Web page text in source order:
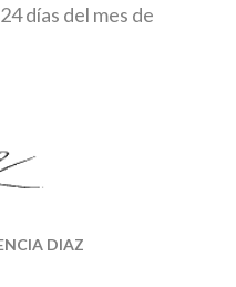
días del mes de
DIAZ